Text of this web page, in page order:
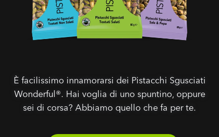
È facilissimo innamorarsi dei Pistacchi Sgusciati
Wonderful®. Hai voglia di uno spuntino, oppure
sei di corsa? Abbiamo quello che fa per te.